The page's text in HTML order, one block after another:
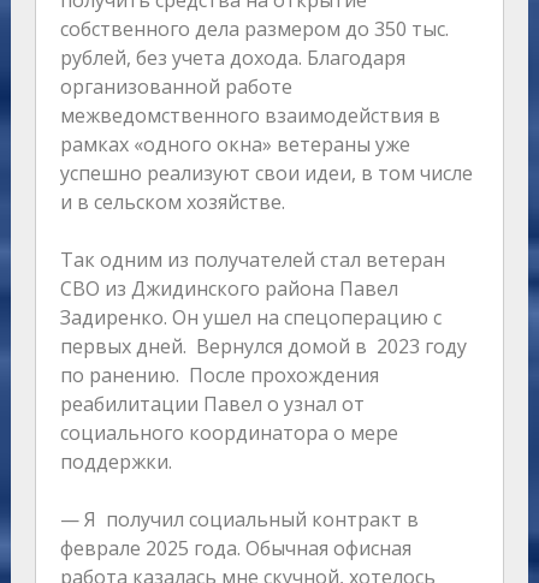
собственного дела размером до 350 тыс.
рублей, без учета дохода. Благодаря
организованной работе
межведомственного взаимодействия в
рамках «одного окна» ветераны уже
успешно реализуют свои идеи, в том числе
и в сельском хозяйстве.
Так одним из получателей стал ветеран
СВО из Джидинского района Павел
Задиренко. Он ушел на спецоперацию с
первых дней. Вернулся домой в 2023 году
по ранению. После прохождения
реабилитации Павел о узнал от
социального координатора о мере
поддержки.
— Я получил социальный контракт в
феврале 2025 года. Обычная офисная
работа казалась мне скучной, хотелось